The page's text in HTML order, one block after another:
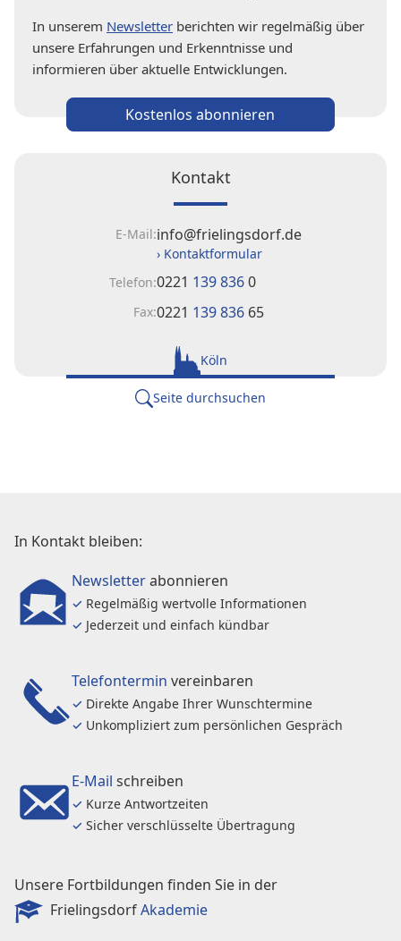
Kontakt
E-Mail:info@frielingsdorf.de
› Kontaktformular
Telefon:0221 139 8360
Fax:0221 139 836 65
Köln
Seite durchsuchen
In unserem Newsletter berichten wir regelmäßig über
unsere Erfahrungen und Erkenntnisse und
informieren über aktuelle Entwicklungen.
Kostenlos abonnieren
In Kontakt bleiben:
Newsletterabonnieren
✓ Regelmäßig wertvolle Informationen
✓ Jederzeit und einfach kündbar
Telefontermin vereinbaren
✓ Direkte Angabe Ihrer Wunschtermine
✓ Unkompliziert zum persönlichen Gespräch
E-Mail schreiben
✓ Kurze Antwortzeiten
✓ Sicher verschlüsselte Übertragung
Unsere Fortbildungen finden Sie in der
FrielingsdorfAkademie